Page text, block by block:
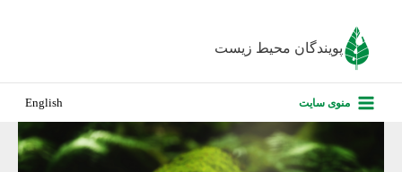
پویندگان محیط زیست
منوی سایت English
درباره ما
پروژه‌های